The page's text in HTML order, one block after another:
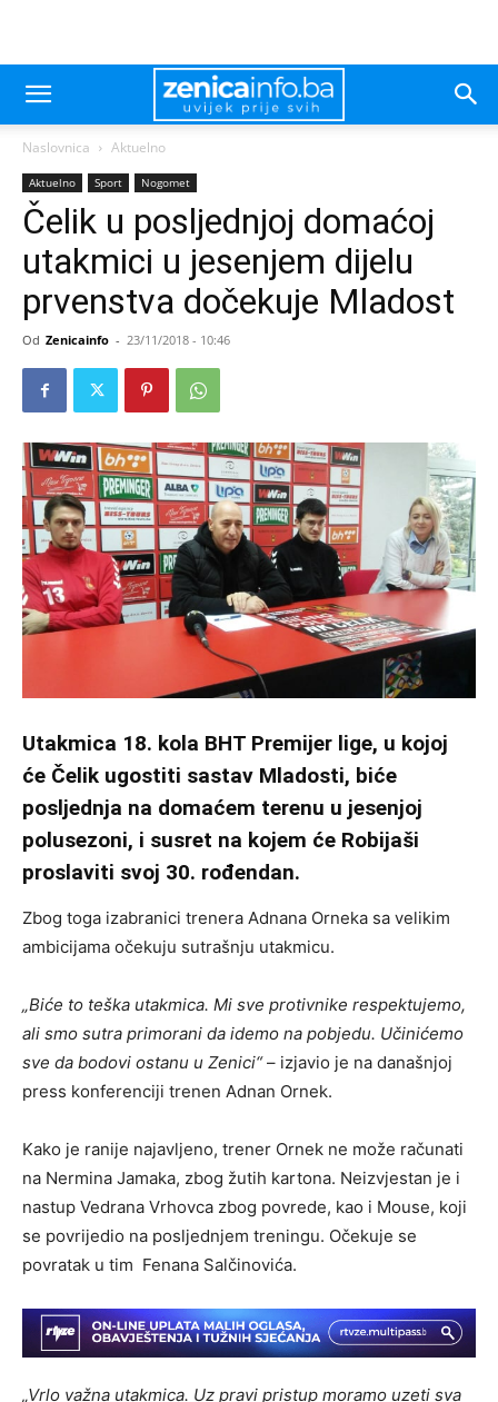
Naslovnica Aktuelno
Aktuelno Sport Nogomet
Čelik u posljednjoj domaćoj
utakmici u jesenjem dijelu
prvenstva dočekuje Mladost
Od Zenicainfo - 23/11/2018 - 10:46
Utakmica 18. kola BHT Premijer lige, u kojoj
će Čelik ugostiti sastav Mladosti, biće
posljednja na domaćem terenu u jesenjoj
polusezoni, i susret na kojem će Robijaši
proslaviti svoj 30. rođendan.
Zbog toga izabranici trenera Adnana Orneka sa velikim
ambicijama očekuju sutrašnju utakmicu.
„Biće to teška utakmica. Mi sve protivnike respektujemo,
ali smo sutra primorani da idemo na pobjedu. Učinićemo
sve da bodovi ostanu u Zenici“– izjavio je na današnjoj
press konferenciji trenen Adnan Ornek.
Kako je ranije najavljeno, trener Ornek ne može računati
na Nermina Jamaka, zbog žutih kartona. Neizvjestan je i
nastup Vedrana Vrhovca zbog povrede, kao i Mouse, koji
se povrijedio na posljednjem treningu. Očekuje se
povratak u tim Fenana Salčinovića.
„Vrlo važna utakmica. Uz pravi pristup moramo uzeti sva